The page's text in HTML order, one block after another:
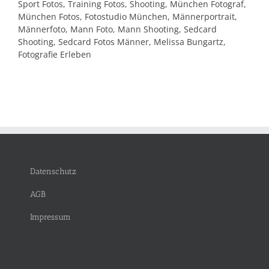
Sport Fotos, Training Fotos, Shooting, München Fotograf,
München Fotos, Fotostudio München, Männerportrait,
Männerfoto, Mann Foto, Mann Shooting, Sedcard
Shooting, Sedcard Fotos Männer, Melissa Bungartz,
Fotografie Erleben
Datenschutz
AGB
Impressum